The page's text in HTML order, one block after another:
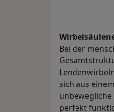
Bei der
sich aus
unbewegliche
perfekt